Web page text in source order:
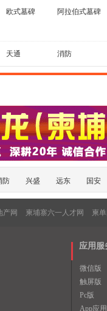
欧式墓碑 阿拉伯式墓碑
天通 消防
防 兴盛 远东 国安
产网 柬埔寨六一人才网 柬
应用服
微信版
触屏版
Pc版
App应用